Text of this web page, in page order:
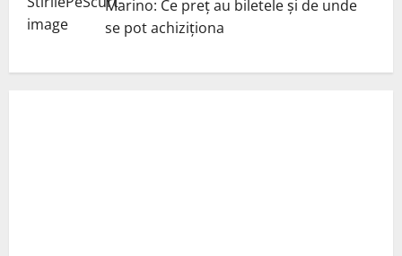
Marino: Ce preț au biletele și de unde
se pot achiziționa